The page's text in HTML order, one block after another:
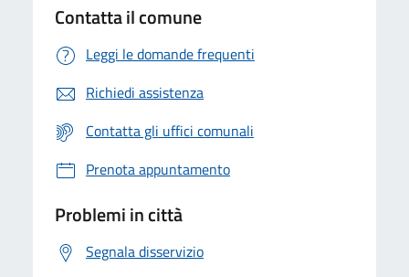
Contatta il comune
Leggi le domande frequenti
Richiedi assistenza
Contatta gli uffici comunali
Prenota appuntamento
Problemi in città
Segnala disservizio